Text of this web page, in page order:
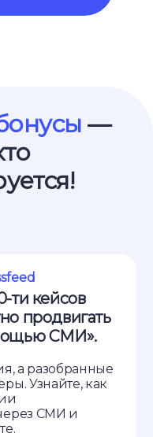
—
а разобранные
Узнайте, как
СМИ и
ти кейсов
продвигать
СМИ».